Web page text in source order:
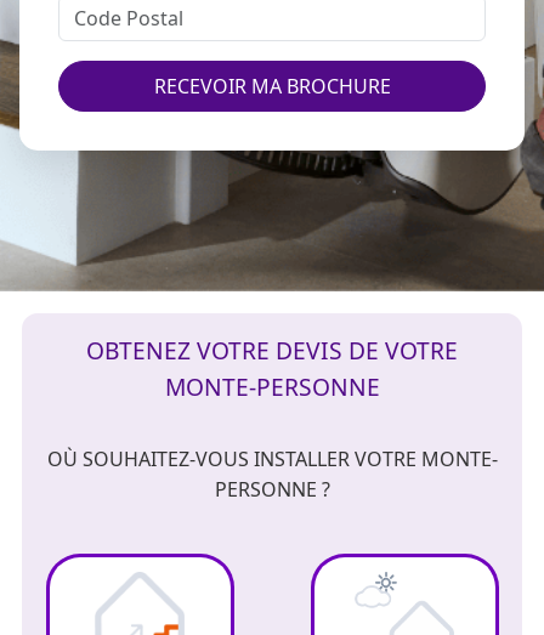
RECEVOIR MA BROCHURE
OBTENEZ VOTRE DEVIS DE VOTRE
MONTE-PERSONNE
OÙ SOUHAITEZ-VOUS INSTALLER VOTRE MONTE-
PERSONNE ?